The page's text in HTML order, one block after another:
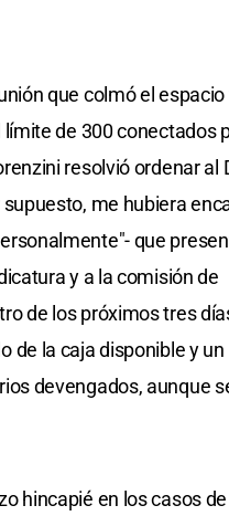
que colmó el
límite de 300 conectados
resolvió ordenar al
me hubiera
que
y a la comisión de
de los próximos tres
de la caja disponible y un
devengados, aunque
hincapié en los casos